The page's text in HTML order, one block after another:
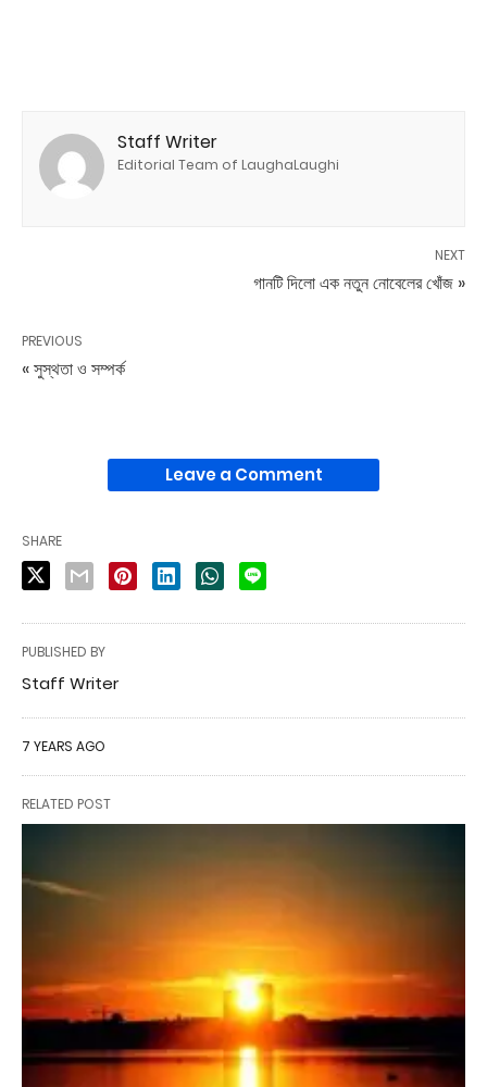
Staff Writer
Editorial Team of LaughaLaughi
NEXT
গানটি দিলো এক নতুন নোবেলের খোঁজ »
PREVIOUS
« সুস্থতা ও সম্পর্ক
Leave a Comment
SHARE
PUBLISHED BY
Staff Writer
7 YEARS AGO
RELATED POST